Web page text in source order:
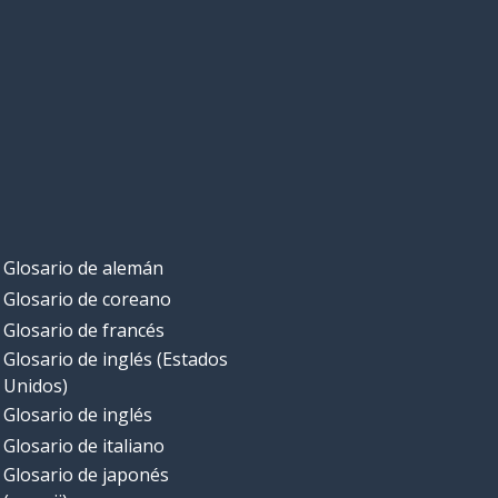
Glosario de alemán
Glosario de coreano
Glosario de francés
Glosario de inglés (Estados
Unidos)
Glosario de inglés
Glosario de italiano
Glosario de japonés